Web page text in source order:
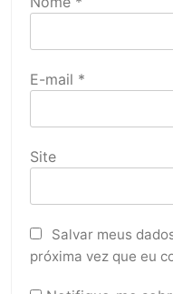
E-mail *
Site
Salvar meus
próxima vez que eu